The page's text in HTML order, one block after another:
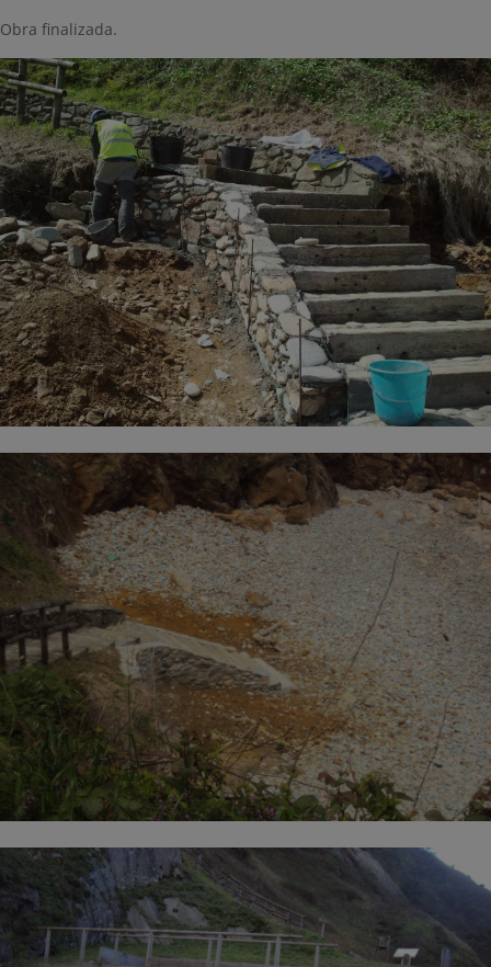
Obra finalizada.